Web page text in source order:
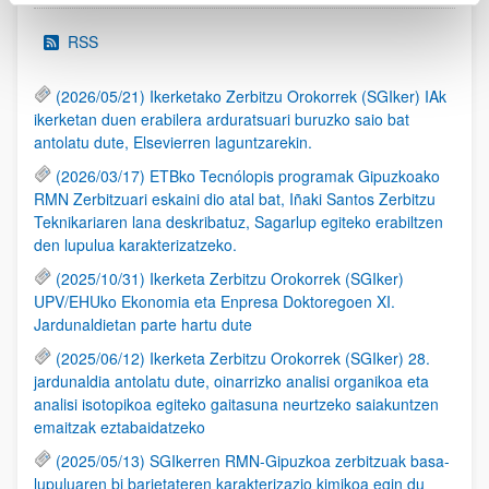
RSS
(2026/05/21) Ikerketako Zerbitzu Orokorrek (SGIker) IAk
ikerketan duen erabilera arduratsuari buruzko saio bat
antolatu dute, Elsevierren laguntzarekin.
(2026/03/17) ETBko Tecnólopis programak Gipuzkoako
RMN Zerbitzuari eskaini dio atal bat, Iñaki Santos Zerbitzu
Teknikariaren lana deskribatuz, Sagarlup egiteko erabiltzen
den lupulua karakterizatzeko.
(2025/10/31) Ikerketa Zerbitzu Orokorrek (SGIker)
UPV/EHUko Ekonomia eta Enpresa Doktoregoen XI.
Jardunaldietan parte hartu dute
(2025/06/12) Ikerketa Zerbitzu Orokorrek (SGIker) 28.
jardunaldia antolatu dute, oinarrizko analisi organikoa eta
analisi isotopikoa egiteko gaitasuna neurtzeko saiakuntzen
emaitzak eztabaidatzeko
(2025/05/13) SGIkerren RMN-Gipuzkoa zerbitzuak basa-
lupuluaren bi barietateren karakterizazio kimikoa egin du